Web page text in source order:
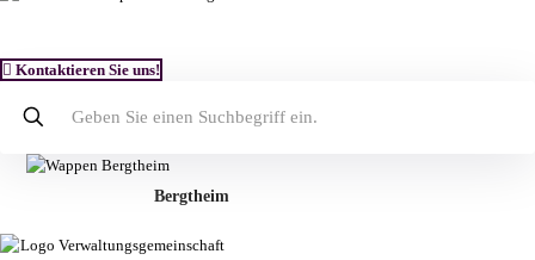
Kontaktieren Sie uns!
Bergtheim